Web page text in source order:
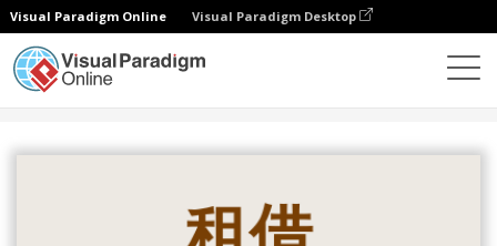
Visual Paradigm Online Visual Paradigm Desktop